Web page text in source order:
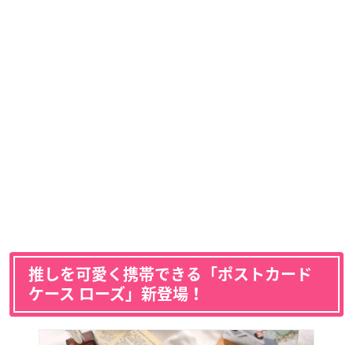
推しを可愛く携帯できる「ポストカード
ケース ローズ」新登場！